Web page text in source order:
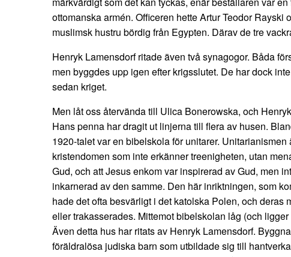
ottomanska armén. Officeren hette Artur Teodor Rayski
muslimsk hustru bördig från Egypten. Därav de tre
Henryk Lamensdorf ritade även två synagogor. Båda
men byggdes upp igen efter krigsslutet. De har dock
sedan kriget.
Men låt oss återvända till Ulica Bonerowska, och
Hans penna har dragit ut linjerna till flera av husen.
1920-talet var en bibelskola för unitarer.
kristendomen som inte erkänner treenigheten, utan
Gud, och att Jesus enkom var inspirerad av Gud, men
inkarnerad av den samme. Den här inriktningen, som
hade det ofta besvärligt i det katolska Polen, och deras
eller trakasserades. Mittemot bibelskolan låg (och
Även detta hus har ritats av Henryk Lamensdorf.
föräldralösa judiska barn som utbildade sig till